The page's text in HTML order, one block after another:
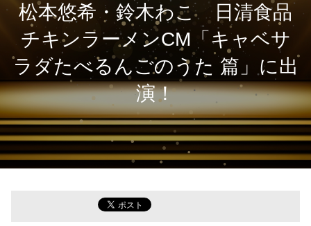
松本悠希・鈴木わこ 日清食品
チキンラーメンCM「キャベサ
ラダたべるんごのうた 篇」に出
演！